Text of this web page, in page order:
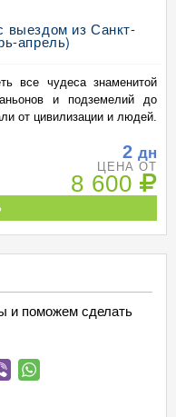
выездом из Санкт-
апрель)
все чудеса знаменитой
и подземелий до
от цивилизации и людей.
2 дн
ЦЕНА ОТ
8 600
и поможем сделать